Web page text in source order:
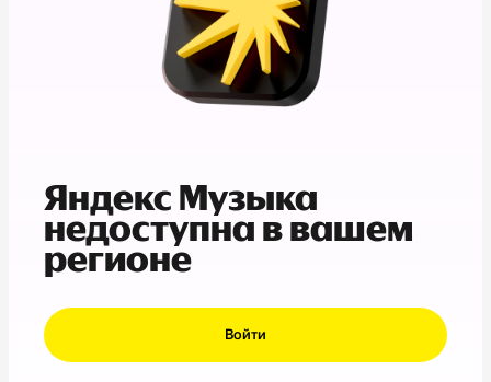
Яндекс Музыка
недоступна в вашем
регионе
Войти